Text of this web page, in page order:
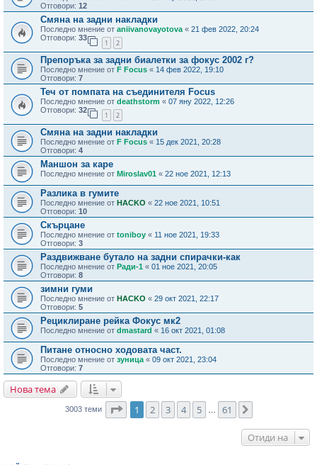
Отговори: 12
Смяна на задни накладки
Последно мнение от aniivanovayotova « 21 фев 2022, 20:24
Отговори: 33
1 2
Препоръка за задни биалетки за фокус 2002 г?
Последно мнение от F Focus « 14 фев 2022, 19:10
Отговори: 7
Теч от помпата на съединителя Focus
Последно мнение от deathstorm « 07 яну 2022, 12:26
Отговори: 32
1 2
Смяна на задни накладки
Последно мнение от F Focus « 15 дек 2021, 20:28
Отговори: 4
Маншон за каре
Последно мнение от Miroslav01 « 22 ное 2021, 12:13
Разлика в гумите
Последно мнение от HACKO « 22 ное 2021, 10:51
Отговори: 10
Скърцане
Последно мнение от toniboy « 11 ное 2021, 19:33
Отговори: 3
Раздвижване бутало на задни спирачки-как
Последно мнение от Ради-1 « 01 ное 2021, 20:05
Отговори: 8
зимни гуми
Последно мнение от HACKO « 29 окт 2021, 22:17
Отговори: 5
Рециклиране рейка Фокус мк2
Последно мнение от dmastard « 16 окт 2021, 01:08
Питане относно ходовата част.
Последно мнение от зуница « 09 окт 2021, 23:04
Отговори: 7
Нова тема
3003 теми Страница1 от
1 2 3 4 5 61
Отиди на